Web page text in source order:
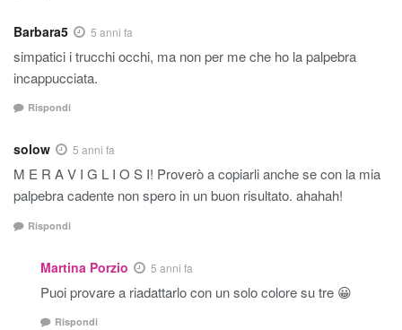
Barbara5 5 anni fa
simpatici i trucchi occhi, ma non per me che ho la palpebra
incappucciata.
Rispondi
solow 5 anni fa
M E R A V I G L I O S I! Proverò a copiarli anche se con la mia
palpebra cadente non spero in un buon risultato. ahahah!
Rispondi
Martina Porzio 5 anni fa
Puoi provare a riadattarlo con un solo colore su tre 😀
Rispondi